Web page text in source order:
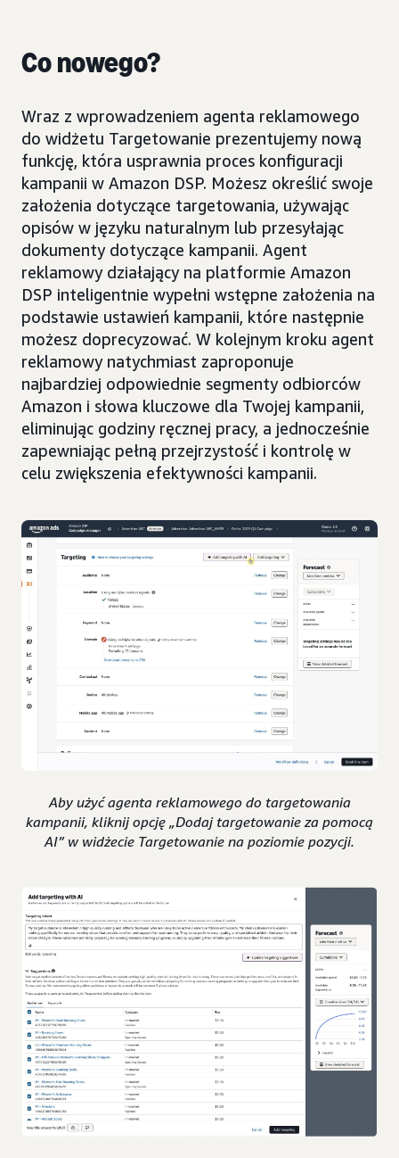
Co nowego?
Wraz z wprowadzeniem agenta reklamowego
do widżetu Targetowanie prezentujemy nową
funkcję, która usprawnia proces konfiguracji
kampanii w Amazon DSP. Możesz określić swoje
założenia dotyczące targetowania, używając
opisów w języku naturalnym lub przesyłając
dokumenty dotyczące kampanii. Agent
reklamowy działający na platformie Amazon
DSP inteligentnie wypełni wstępne założenia na
podstawie ustawień kampanii, które następnie
możesz doprecyzować. W kolejnym kroku agent
reklamowy natychmiast zaproponuje
najbardziej odpowiednie segmenty odbiorców
Amazon i słowa kluczowe dla Twojej kampanii,
eliminując godziny ręcznej pracy, a jednocześnie
zapewniając pełną przejrzystość i kontrolę w
celu zwiększenia efektywności kampanii.
Aby użyć agenta reklamowego do targetowania
kampanii, kliknij opcję „Dodaj targetowanie za pomocą
AI” w widżecie Targetowanie na poziomie pozycji.